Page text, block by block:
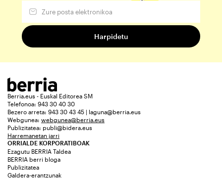
Berria.eus - Euskal Editorea SM
Telefonoa: 943 30 40 30
Bezero arreta: 943 30 43 45 | laguna@berria.eus
Webgunea: webgunea@berria.eus
Publizitatea: publi@bidera.eus
Harremanetan jarri
ORRIALDE KORPORATIBOAK
Ezagutu BERRIA Taldea
BERRIA berri bloga
Publizitatea
Galdera-erantzunak